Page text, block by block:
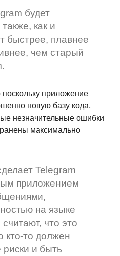
будет
как и
быстрее, плавнее
чем старый
приложение
новую базу кода,
незначительные ошибки
максимально
Telegram
приложением
на языке
что это
кто-то должен
риски и быть